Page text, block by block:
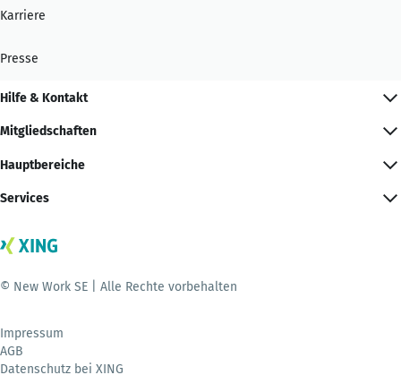
Karriere
Presse
Hilfe & Kontakt
Mitgliedschaften
Hauptbereiche
Services
© New Work SE | Alle Rechte vorbehalten
Impressum
AGB
Datenschutz bei XING